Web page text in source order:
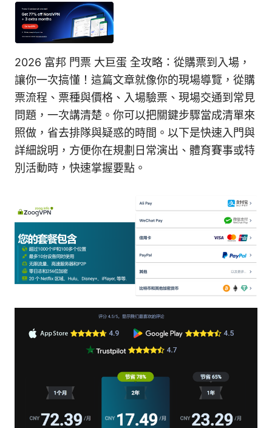
2026 富邦 門票 大巨蛋 全攻略：從購票到入場，
讓你一次搞懂！這篇文章就像你的現場導覽，從購
票流程、票種與價格、入場驗票、現場交通到常見
問題，一次講清楚。你可以把關鍵步驟當成清單來
照做，省去排隊與疑惑的時間。以下是快速入門與
詳細說明，方便你在規劃日常演出、體育賽事或特
別活動時，快速掌握要點。